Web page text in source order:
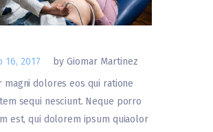
16, 2017
by Giomar Martinez
magni dolores eos qui ratione
sequi nesciunt. Neque porro
est, qui dolorem ipsum quiaolor